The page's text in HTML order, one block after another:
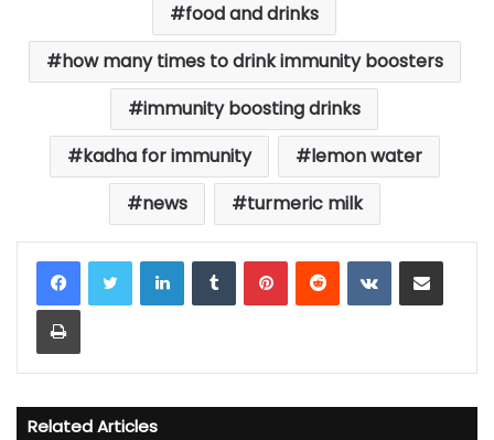
food and drinks
how many times to drink immunity boosters
immunity boosting drinks
kadha for immunity
lemon water
news
turmeric milk
LinkedInTumblrPinterestReddit VKontakteShare via Email
Print
Related Articles